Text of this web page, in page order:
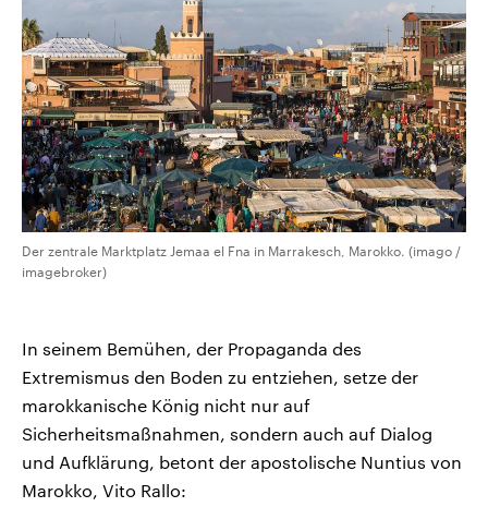
Der zentrale Marktplatz Jemaa el Fna in Marrakesch, Marokko. (imago /
imagebroker)
In seinem Bemühen, der Propaganda des
Extremismus den Boden zu entziehen, setze der
marokkanische König nicht nur auf
Sicherheitsmaßnahmen, sondern auch auf Dialog
und Aufklärung, betont der apostolische Nuntius von
Marokko, Vito Rallo: